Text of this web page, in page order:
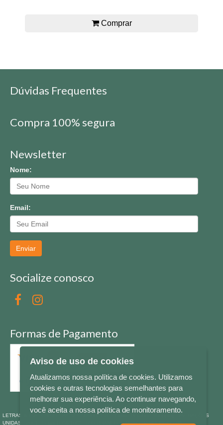
Comprar
Dúvidas Frequentes
Compra 100% segura
Newsletter
Nome:
Email:
Enviar
Socialize conosco
Formas de Pagamento
LETRAS & CIA - CNPJ n° 88.587.548/0001-20 - Térreo Bourbon Shopping - AV. NAÇÕES
UNIDAS , 2001 - Lojas 1064/1065 - RIO BRANCO - - NOVO HAMBURGO - RS
Aviso de uso de cookies
Atualizamos nossa política de cookies. Utilizamos
cookies e outras tecnologias semelhantes para
melhorar sua experiência. Ao continuar navegando,
você aceita a nossa política de monitoramento.